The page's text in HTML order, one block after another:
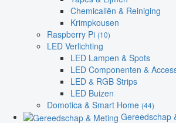
Chemicaliën & Reiniging
Krimpkousen
Raspberry Pi (10)
LED Verlichting
LED Lampen & Spots
LED Componenten &
LED & RGB Strips
LED Buizen
Domotica & Smart Home (44)
Gereedschap